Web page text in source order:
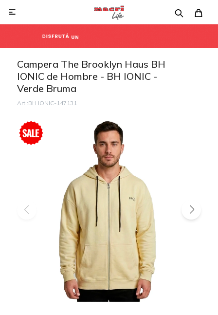

Campera The Brooklyn Haus BH
IONIC de Hombre - BH IONIC -
Verde Bruma
BH IONIC-147131